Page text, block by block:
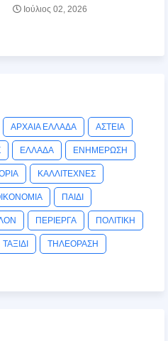
Ιούλιος 02, 2026
ΑΡΧΑΙΑ ΕΛΛΑΔΑ ΑΣΤΕΙΑ
ΕΛΛΑΔΑ ΕΝΗΜΕΡΩΣΗ
ΚΑΛΛΙΤΕΧΝΕΣ
ΠΑΙΔΙ
ΠΕΡΙΕΡΓΑ ΠΟΛΙΤΙΚΗ
ΤΑΞΙΔΙ ΤΗΛΕΟΡΑΣΗ